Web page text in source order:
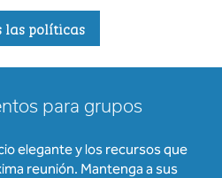
las políticas
para grupos
elegante y los recursos que
reunión. Mantenga a sus